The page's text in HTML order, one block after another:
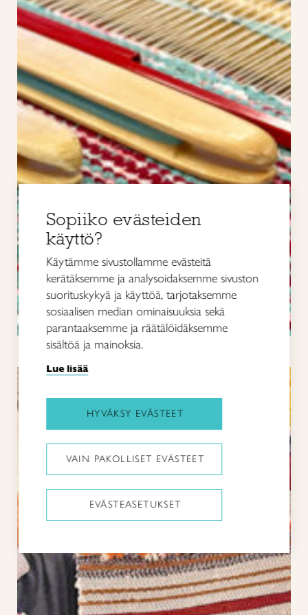
Loimikauppa
Sopiiko evästeiden
käyttö?
Käytämme sivustollamme evästeitä
kerätäksemme ja analysoidaksemme sivuston
suorituskykyä ja käyttöä, tarjotaksemme
sosiaalisen median ominaisuuksia sekä
parantaaksemme ja räätälöidäksemme
sisältöä ja mainoksia.
Lue lisää
HYVÄKSY EVÄSTEET
VAIN PAKOLLISET EVÄSTEET
EVÄSTEASETUKSET